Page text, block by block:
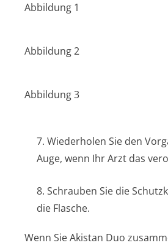
Abbildung 1
Abbildung 2
Abbildung 3
7. Wiederholen Sie den
Auge, wenn Ihr Arzt das
8. Schrauben Sie die
die Flasche.
Wenn Sie Akistan Duo